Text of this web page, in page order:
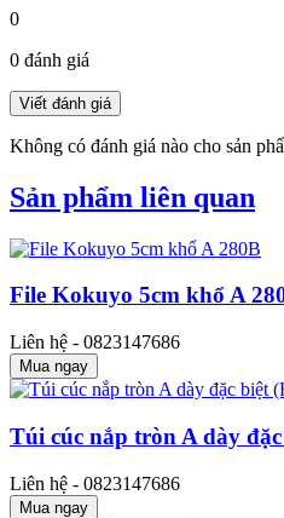
0
0 đánh giá
Không có đánh giá nào cho sản
Sản phẩm liên quan
File Kokuyo 5cm khổ A
Liên hệ - 0823147686
Mua ngay
Túi cúc nắp tròn A dày
Liên hệ - 0823147686
Mua ngay